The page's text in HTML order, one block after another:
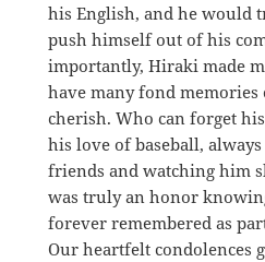
his English, and he would
push himself out of his
importantly, Hiraki made
have many fond
cherish. Who can forget
his love of baseball,
friends and watching him
was truly an honor
forever remembered as
Our heartfelt condolences